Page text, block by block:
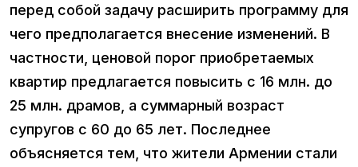
перед собой задачу расширить программу для
чего предполагается внесение изменений. В
частности, ценовой порог приобретаемых
квартир предлагается повысить с 16 млн. до
25 млн. драмов, а суммарный возраст
супругов с 60 до 65 лет. Последнее
объясняется тем, что жители Армении стали